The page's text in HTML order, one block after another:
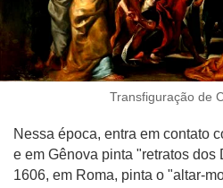
Transfiguração de
Nessa época, entra em contato
e em Gênova pinta "retratos
1606, em Roma, pinta o "altar-